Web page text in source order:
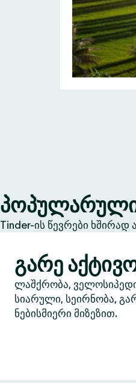
პოპულარული
Tinder-ის წევრები
გარე
ლაშქრობა,
სიარული, სეირნობა,
ნებისმიერი მიზეზით.